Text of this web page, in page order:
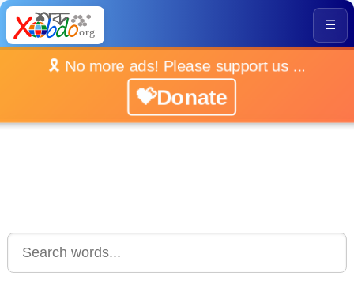
☰
🎗️ No more ads! Please support us ...
💝Donate